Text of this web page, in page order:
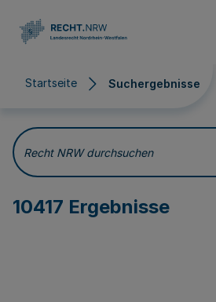
Startseite Suchergebnisse
Suchergebnisse
Recht NRW durchsuchen
10417 Ergebnisse